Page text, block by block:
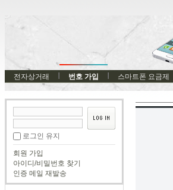
전자상거래 번호 가입 스마트폰 요금제
로그인 유지
회원 가입
아이디/비밀번호 찾기
인증 메일 재발송